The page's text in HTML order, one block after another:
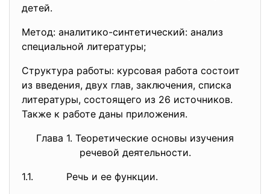
детей.
Метод: аналитико-синтетический: анализ
специальной литературы;
Структура работы: курсовая работа состоит
из введения, двух глав, заключения, списка
литературы, состоящего из 26 источников.
Также к работе даны приложения.
Глава 1. Теоретические основы изучения
речевой деятельности.
1.1. Речь и ее функции.